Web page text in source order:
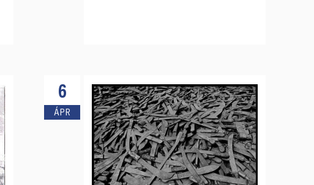
6
ÁPR